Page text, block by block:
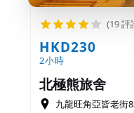
(19 評
HKD230
2小時
北極熊旅舍
九龍旺角亞皆老街